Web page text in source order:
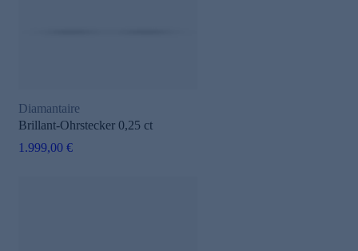
Diamantaire
Brillant-Ohrstecker 0,25 ct
1.999,00 €